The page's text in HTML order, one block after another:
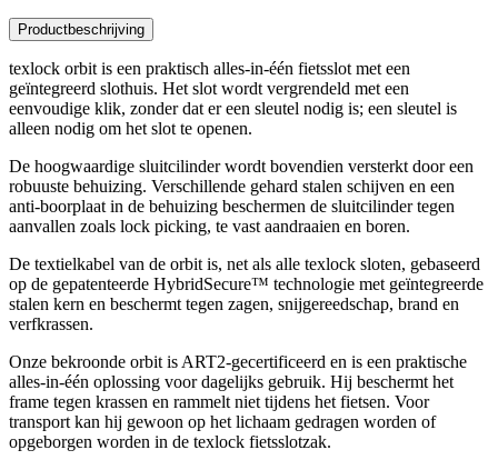
Productbeschrijving
texlock orbit is een praktisch alles-in-één fietsslot met een
geïntegreerd slothuis. Het slot wordt vergrendeld met een
eenvoudige klik, zonder dat er een sleutel nodig is; een sleutel is
alleen nodig om het slot te openen.
De hoogwaardige sluitcilinder wordt bovendien versterkt door een
robuuste behuizing. Verschillende gehard stalen schijven en een
anti-boorplaat in de behuizing beschermen de sluitcilinder tegen
aanvallen zoals lock picking, te vast aandraaien en boren.
De textielkabel van de orbit is, net als alle texlock sloten, gebaseerd
op de gepatenteerde HybridSecure™ technologie met geïntegreerde
stalen kern en beschermt tegen zagen, snijgereedschap, brand en
verfkrassen.
Onze bekroonde orbit is ART2-gecertificeerd en is een praktische
alles-in-één oplossing voor dagelijks gebruik. Hij beschermt het
frame tegen krassen en rammelt niet tijdens het fietsen. Voor
transport kan hij gewoon op het lichaam gedragen worden of
opgeborgen worden in de texlock fietsslotzak.